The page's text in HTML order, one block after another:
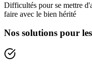
Difficultés pour se mettre
faire avec le bien hérité
Nos solutions pour